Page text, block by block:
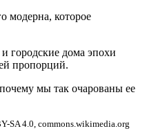
модерна, которое
городские дома эпохи
пропорций.
SA 4.0, commons.wikimedia.org